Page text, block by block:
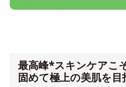
最高峰*スキンケアこ
固めて極上の美肌を目